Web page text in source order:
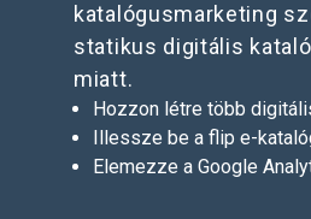
katalógusmarketing
statikus digitális
miatt.
Hozzon létre több
Illessze be a flip e-
Elemezze a Google